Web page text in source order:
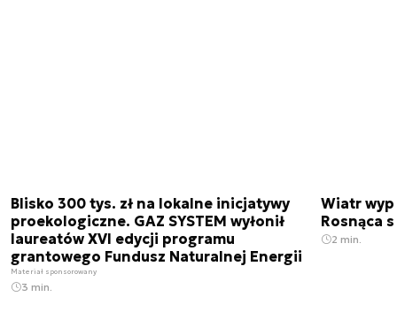
Blisko 300 tys. zł na lokalne inicjatywy
proekologiczne. GAZ SYSTEM wyłonił
laureatów XVI edycji programu
grantowego Fundusz Naturalnej Energii
Materiał sponsorowany
3 min.
Wiatr
Rosnąca
2 min.